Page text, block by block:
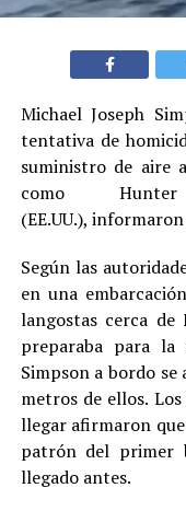
Michael Joseph
tentativa de
suministro de aire
como
(EE.UU.),
Según las
en una
langostas cerca
preparaba para la
Simpson a bordo
metros de ellos.
llegar afirmaron
patrón del primer
llegado antes.